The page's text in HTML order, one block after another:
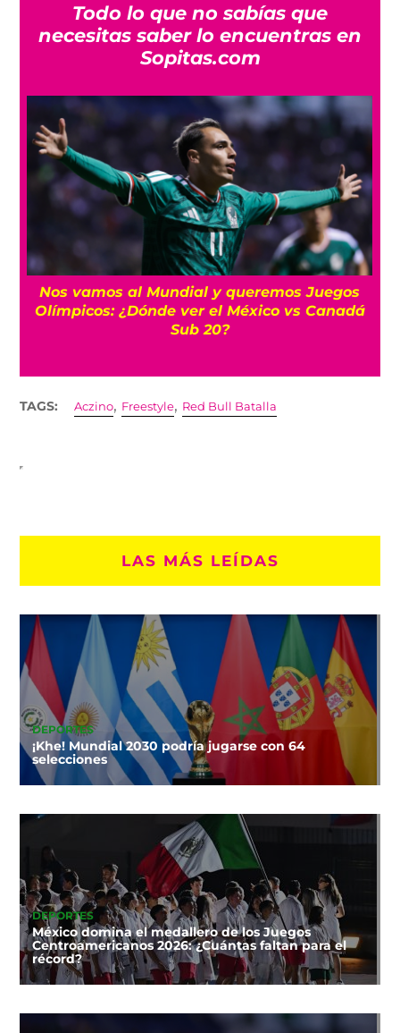
Todo lo que no sabías que
necesitas saber lo encuentras en
Sopitas.com
Nos vamos al Mundial y queremos Juegos
Olímpicos: ¿Dónde ver el México vs Canadá
Sub 20?
TAGS: Aczino, Freestyle, Red Bull Batalla
LAS MÁS LEÍDAS
DEPORTES
¡Khe! Mundial 2030 podría jugarse con 64
selecciones
DEPORTES
México domina el medallero de los Juegos
Centroamericanos 2026: ¿Cuántas faltan para el
récord?